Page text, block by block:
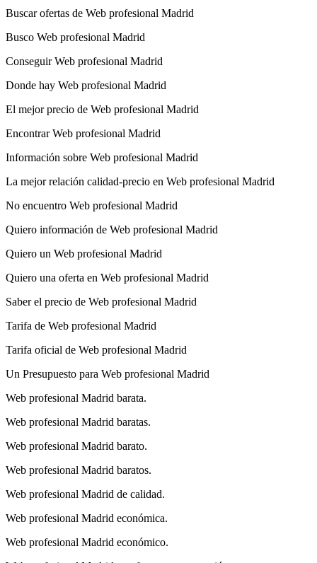
Buscar ofertas de Web profesional Madrid
Busco Web profesional Madrid
Conseguir Web profesional Madrid
Donde hay Web profesional Madrid
El mejor precio de Web profesional Madrid
Encontrar Web profesional Madrid
Información sobre Web profesional Madrid
La mejor relación calidad-precio en Web profesional Madrid
No encuentro Web profesional Madrid
Quiero información de Web profesional Madrid
Quiero un Web profesional Madrid
Quiero una oferta en Web profesional Madrid
Saber el precio de Web profesional Madrid
Tarifa de Web profesional Madrid
Tarifa oficial de Web profesional Madrid
Un Presupuesto para Web profesional Madrid
Web profesional Madrid barata.
Web profesional Madrid baratas.
Web profesional Madrid barato.
Web profesional Madrid baratos.
Web profesional Madrid de calidad.
Web profesional Madrid económica.
Web profesional Madrid económico.